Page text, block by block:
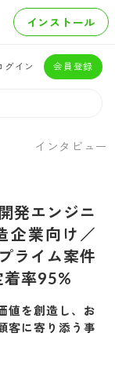
インストール
グイン 会員登録
インタビュー
発エンジニ
企業向け／
ライム案件
率95%
値を創造し、お
客に寄り添う事